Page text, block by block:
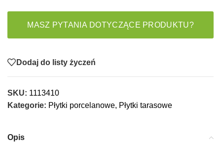
MASZ PYTANIA DOTYCZĄCE PRODUKTU?
Dodaj do listy życzeń
SKU: 1113410
Kategorie: Płytki porcelanowe, Płytki tarasowe
Opis